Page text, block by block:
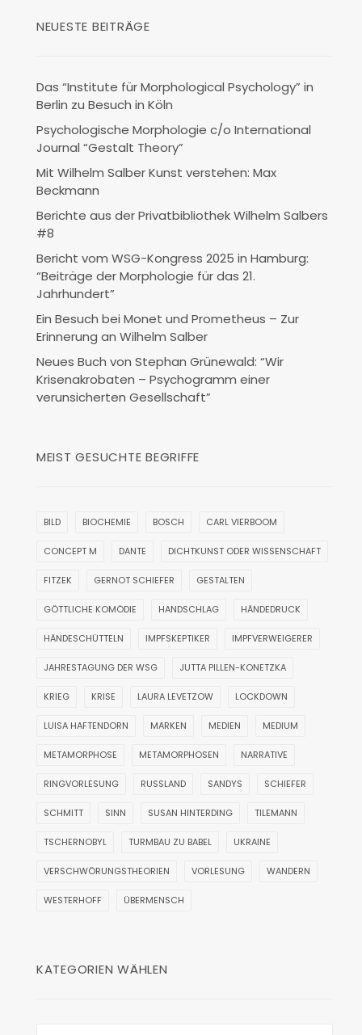
NEUESTE BEITRÄGE
Das “Institute für Morphological Psychology” in
Berlin zu Besuch in Köln
Psychologische Morphologie c/o International
Journal “Gestalt Theory”
Mit Wilhelm Salber Kunst verstehen: Max
Beckmann
Berichte aus der Privatbibliothek Wilhelm Salbers
#8
Bericht vom WSG-Kongress 2025 in Hamburg:
“Beiträge der Morphologie für das 21.
Jahrhundert”
Ein Besuch bei Monet und Prometheus – Zur
Erinnerung an Wilhelm Salber
Neues Buch von Stephan Grünewald: “Wir
Krisenakrobaten – Psychogramm einer
verunsicherten Gesellschaft”
MEIST GESUCHTE BEGRIFFE
BILD BIOCHEMIE BOSCH CARL VIERBOOM
CONCEPT M DANTE DICHTKUNST ODER WISSENSCHAFT
FITZEK GERNOT SCHIEFER GESTALTEN
GÖTTLICHE KOMÖDIE HANDSCHLAG HÄNDEDRUCK
HÄNDESCHÜTTELN IMPFSKEPTIKER IMPFVERWEIGERER
JAHRESTAGUNG DER WSG JUTTA PILLEN-KONETZKA
KRIEG KRISE LAURA LEVETZOW LOCKDOWN
LUISA HAFTENDORN MARKEN MEDIEN MEDIUM
METAMORPHOSE METAMORPHOSEN NARRATIVE
RINGVORLESUNG RUSSLAND SANDYS SCHIEFER
SCHMITT SINN SUSAN HINTERDING TILEMANN
TSCHERNOBYL TURMBAU ZU BABEL UKRAINE
VERSCHWÖRUNGSTHEORIEN VORLESUNG WANDERN
WESTERHOFF ÜBERMENSCH
KATEGORIEN WÄHLEN